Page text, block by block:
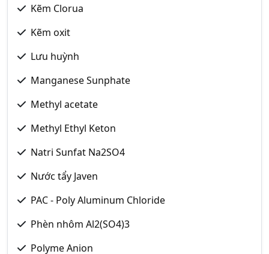
Kẽm Clorua
Kẽm oxit
Lưu huỳnh
Manganese Sunphate
Methyl acetate
Methyl Ethyl Keton
Natri Sunfat Na2SO4
Nước tẩy Javen
PAC - Poly Aluminum Chloride
Phèn nhôm Al2(SO4)3
Polyme Anion